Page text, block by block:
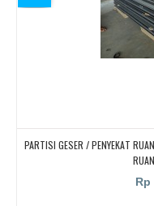
PARTISI GESER / PENYEKAT
Rp